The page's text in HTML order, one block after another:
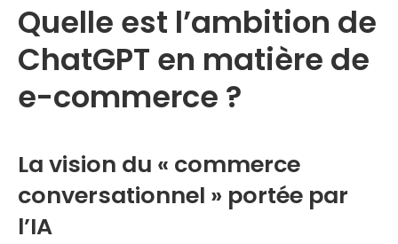
Quelle est l’ambition de
ChatGPT en matière de
e-commerce ?
La vision du « commerce
conversationnel » portée par
l’IA